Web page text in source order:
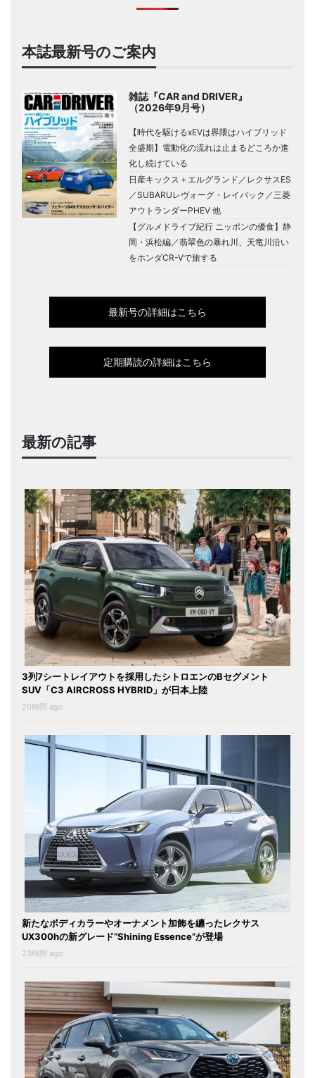
本誌最新号のご案内
雑誌『CAR and DRIVER』
（2026年9月号）
【時代を駆けるxEVは界隈はハイブリッド
全盛期】電動化の流れは止まるどころか進
化し続けている
日産キックス＋エルグランド／レクサスES
／SUBARUレヴォーグ・レイバック／三菱
アウトランダーPHEV 他
【グルメドライブ紀行 ニッポンの優食】静
岡・浜松編／翡翠色の暴れ川、天竜川沿い
をホンダCR-Vで旅する
最新号の詳細はこちら
定期購読の詳細はこちら
最新の記事
3列7シートレイアウトを採用したシトロエンのBセグメント
SUV「C3 AIRCROSS HYBRID」が日本上陸
20時間 ago
新たなボディカラーやオーナメント加飾を纏ったレクサス
UX300hの新グレード“Shining Essence”が登場
23時間 ago